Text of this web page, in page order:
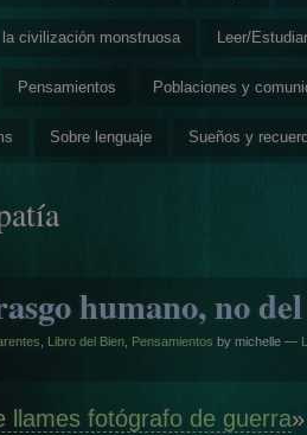
la civilización monstruosa Leer/Estudiar
Pensamientos Poblaciones y
Sobre lenguaje Sueños y
humano, no
Libro del Bien Pensamientos by michelle —
llames fotógrafo de guerra